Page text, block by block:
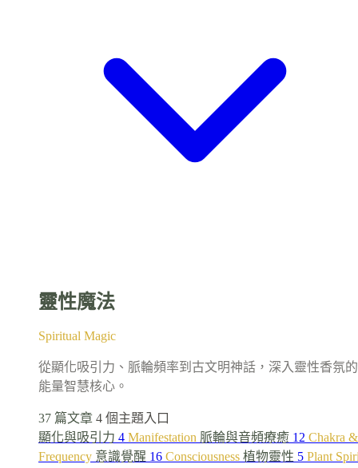
靈性魔法
Spiritual Magic
從顯化吸引力、脈輪頻率到古文明神話，深入靈性香氛的
能量智慧核心。
37 篇文章 4 個主題入口
顯化與吸引力 4 Manifestation 脈輪與音頻療癒 12 Chakra &
Frequency 意識覺醒 16 Consciousness 植物靈性 5 Plant